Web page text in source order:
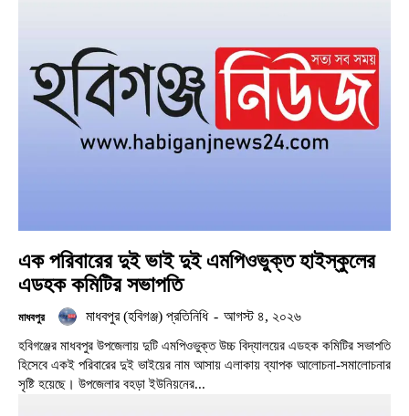
এক পরিবারের দুই ভাই দুই এমপিওভুক্ত হাইস্কুলের
এডহক কমিটির সভাপতি
মাধবপুর মাধবপুর (হবিগঞ্জ) প্রতিনিধি - আগস্ট ৪, ২০২৬
হবিগঞ্জের মাধবপুর উপজেলায় দুটি এমপিওভুক্ত উচ্চ বিদ্যালয়ের এডহক কমিটির সভাপতি
হিসেবে একই পরিবারের দুই ভাইয়ের নাম আসায় এলাকায় ব্যাপক আলোচনা-সমালোচনার
সৃষ্টি হয়েছে। উপজেলার বহড়া ইউনিয়নের...